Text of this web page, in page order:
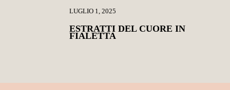
LUGLIO 1, 2025
ESTRATTI DEL CUORE IN
FIALETTA